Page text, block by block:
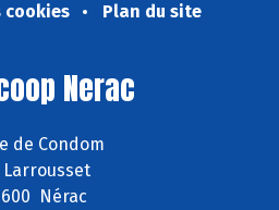
cookies
Plan du site
Nerac
de Condom
Larrousset
Nérac